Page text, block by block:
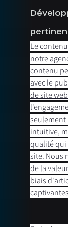
Le
notre
contenu
avec le
de site web
seulement
intuitive,
qualité qui
site. Nous
de la
biais